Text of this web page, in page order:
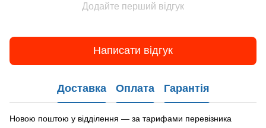
Додайте перший відгук
Написати відгук
Доставка Оплата Гарантія
Новою поштою у відділення — за тарифами перевізника